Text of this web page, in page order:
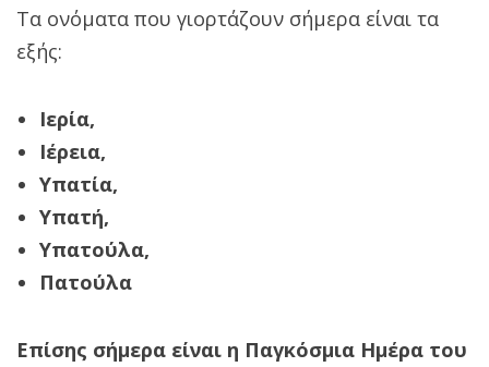
Τα ονόματα που γιορτάζουν σήμερα είναι τα
εξής:
Ιερία,
Ιέρεια,
Υπατία,
Υπατή,
Υπατούλα,
Πατούλα
Επίσης σήμερα είναι η Παγκόσμια Ημέρα του